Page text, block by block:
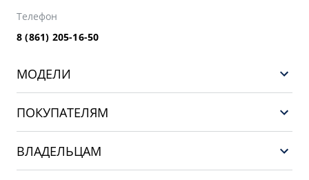
Телефон
8 (861) 205-16-50
МОДЕЛИ
EX5
PREFACE
ПОКУПАТЕЛЯМ
ВЛАДЕЛЬЦАМ